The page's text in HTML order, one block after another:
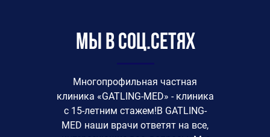
Мы в соц.сетях
Многопрофильная частная
клиника «GATLING-MED» - клиника
с 15-летним стажем!В GATLING-
MED наши врачи ответят на все,